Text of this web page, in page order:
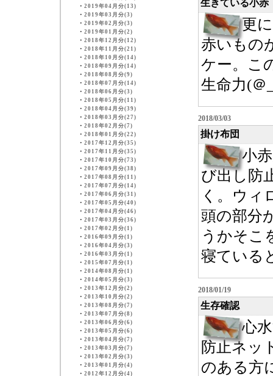
・ 2019年04月分(13)
・ 2019年03月分(3)
・ 2019年02月分(3)
・ 2019年01月分(2)
・ 2018年12月分(12)
・ 2018年11月分(21)
・ 2018年10月分(14)
・ 2018年09月分(14)
・ 2018年08月分(9)
・ 2018年07月分(14)
・ 2018年06月分(3)
・ 2018年05月分(11)
・ 2018年04月分(39)
・ 2018年03月分(27)
・ 2018年02月分(7)
・ 2018年01月分(22)
・ 2017年12月分(35)
・ 2017年11月分(35)
・ 2017年10月分(73)
・ 2017年09月分(38)
・ 2017年08月分(11)
・ 2017年07月分(14)
・ 2017年06月分(31)
・ 2017年05月分(40)
・ 2017年04月分(46)
・ 2017年03月分(36)
・ 2017年02月分(1)
・ 2016年09月分(1)
・ 2016年04月分(3)
・ 2016年03月分(1)
・ 2015年07月分(1)
・ 2014年08月分(1)
・ 2014年05月分(3)
・ 2013年12月分(2)
・ 2013年10月分(2)
・ 2013年08月分(7)
・ 2013年07月分(8)
・ 2013年06月分(6)
・ 2013年05月分(6)
・ 2013年04月分(7)
・ 2013年03月分(7)
・ 2013年02月分(3)
・ 2013年01月分(4)
・ 2012年12月分(4)
生きている小赤
更
赤いもの
ケー。こ
生命力(＠
2018/03/03
掛け布団
小
び出し防
く。ウィ
頭の部分
うかそこ
寝ている
2018/01/19
生存確認
心
防止ネッ
のある方